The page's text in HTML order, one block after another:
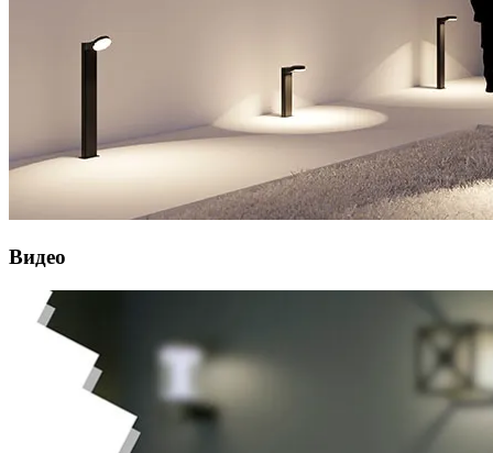
Видео